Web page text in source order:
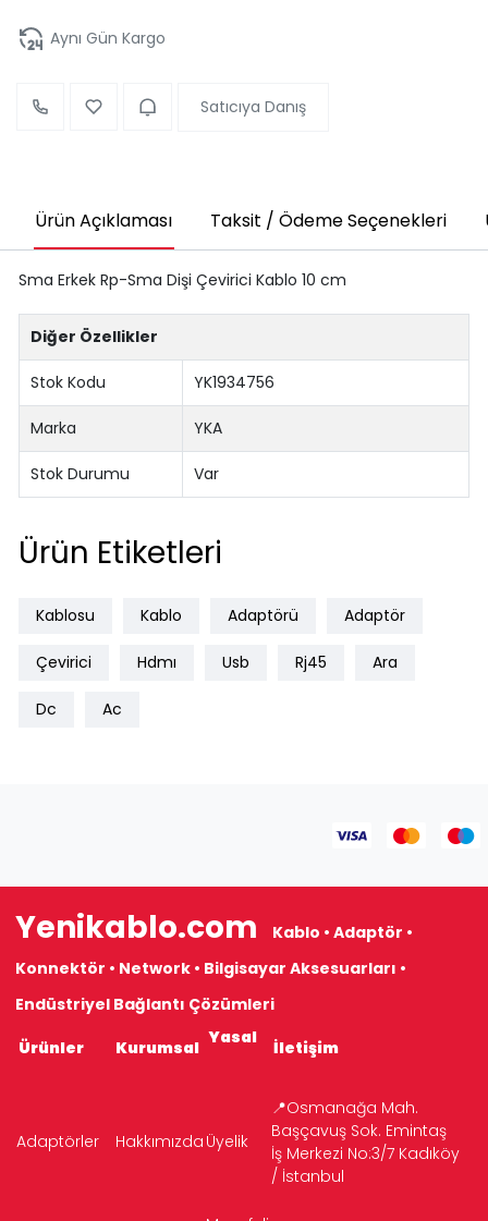
Aynı Gün Kargo
Satıcıya Danış
Ürün Açıklaması Taksit / Ödeme Seçenekleri
Sma Erkek Rp-Sma Dişi Çevirici Kablo 10 cm
Diğer Özellikler
Stok Kodu YK1934756
Marka YKA
Stok Durumu Var
Ürün Etiketleri
Kablosu Kablo Adaptörü Adaptör
Çevirici Hdmı Usb Rj45 Ara
Dc Ac
Yenikablo.com
Kablo • Adaptör •
Konnektör • Network • Bilgisayar Aksesuarları •
Endüstriyel Bağlantı Çözümleri
Ürünler
Kurumsal Yasal İletişim
Adaptörler Hakkımızda Üyelik
📍Osmanağa Mah.
Başçavuş Sok. Emintaş
İş Merkezi No:3/7 Kadıköy
/ İstanbul